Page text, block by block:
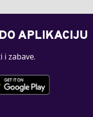
APLIKACIJU
i zabave.